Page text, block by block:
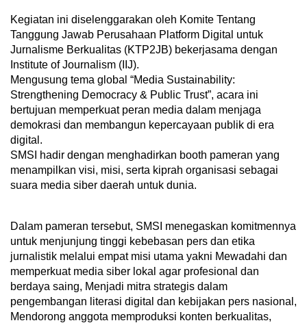
Kegiatan ini diselenggarakan oleh Komite Tentang
Tanggung Jawab Perusahaan Platform Digital untuk
Jurnalisme Berkualitas (KTP2JB) bekerjasama dengan
Institute of Journalism (IIJ).
Mengusung tema global “Media Sustainability:
Strengthening Democracy & Public Trust”, acara ini
bertujuan memperkuat peran media dalam menjaga
demokrasi dan membangun kepercayaan publik di era
digital.
SMSI hadir dengan menghadirkan booth pameran yang
menampilkan visi, misi, serta kiprah organisasi sebagai
suara media siber daerah untuk dunia.
Dalam pameran tersebut, SMSI menegaskan komitmennya
untuk menjunjung tinggi kebebasan pers dan etika
jurnalistik melalui empat misi utama yakni Mewadahi dan
memperkuat media siber lokal agar profesional dan
berdaya saing, Menjadi mitra strategis dalam
pengembangan literasi digital dan kebijakan pers nasional,
Mendorong anggota memproduksi konten berkualitas,